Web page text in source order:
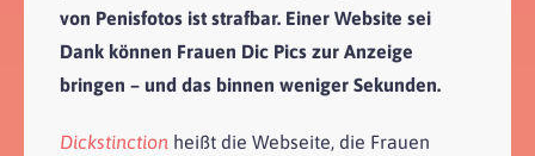
von Penisfotos ist strafbar. Einer Website sei
Dank können Frauen Dic Pics zur Anzeige
bringen – und das binnen weniger Sekunden.
Dickstinction heißt die Webseite, die Frauen